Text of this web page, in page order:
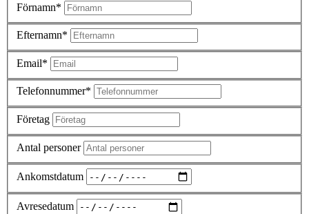
Förnamn*
Efternamn*
Email*
Telefonnummer*
Företag
Antal personer
Ankomstdatum
Avresedatum